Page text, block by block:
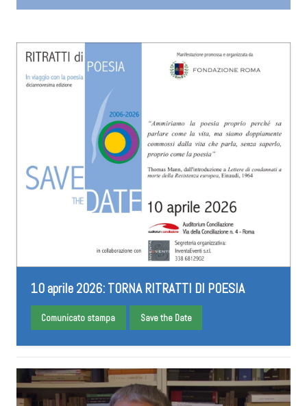
10 aprile 2026: TORNA RITRATTI DI POESIA
Comunicato stampa Save the Date